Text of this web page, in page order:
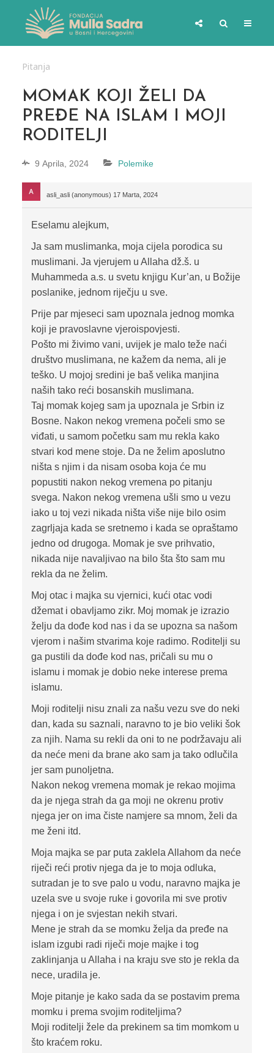
Pitanja
MOMAK KOJI ŽELI DA
PREĐE NA ISLAM I MOJI
RODITELJI
9 Aprila, 2024 Polemike
asli_asli (anonymous) 17 Marta, 2024
Eselamu alejkum,
Ja sam muslimanka, moja cijela porodica su
muslimani. Ja vjerujem u Allaha dž.š. u
Muhammeda a.s. u svetu knjigu Kur’an, u Božije
poslanike, jednom riječju u sve.
Prije par mjeseci sam upoznala jednog momka
koji je pravoslavne vjeroispovjesti.
Pošto mi živimo vani, uvijek je malo teže naći
društvo muslimana, ne kažem da nema, ali je
teško. U mojoj sredini je baš velika manjina
naših tako reći bosanskih muslimana.
Taj momak kojeg sam ja upoznala je Srbin iz
Bosne. Nakon nekog vremena počeli smo se
viđati, u samom početku sam mu rekla kako
stvari kod mene stoje. Da ne želim aposlutno
ništa s njim i da nisam osoba koja će mu
popustiti nakon nekog vremena po pitanju
svega. Nakon nekog vremena ušli smo u vezu
iako u toj vezi nikada ništa više nije bilo osim
zagrljaja kada se sretnemo i kada se opraštamo
jedno od drugoga. Momak je sve prihvatio,
nikada nije navaljivao na bilo šta što sam mu
rekla da ne želim.
Moj otac i majka su vjernici, kući otac vodi
džemat i obavljamo zikr. Moj momak je izrazio
želju da dođe kod nas i da se upozna sa našom
vjerom i našim stvarima koje radimo. Roditelji su
ga pustili da dođe kod nas, pričali su mu o
islamu i momak je dobio neke interese prema
islamu.
Moji roditelji nisu znali za našu vezu sve do neki
dan, kada su saznali, naravno to je bio veliki šok
za njih. Nama su rekli da oni to ne podržavaju ali
da neće meni da brane ako sam ja tako odlučila
jer sam punoljetna.
Nakon nekog vremena momak je rekao mojima
da je njega strah da ga moji ne okrenu protiv
njega jer on ima čiste namjere sa mnom, želi da
me ženi itd.
Moja majka se par puta zaklela Allahom da neće
riječi reći protiv njega da je to moja odluka,
sutradan je to sve palo u vodu, naravno majka je
uzela sve u svoje ruke i govorila mi sve protiv
njega i on je svjestan nekih stvari.
Mene je strah da se momku želja da pređe na
islam izgubi radi riječi moje majke i tog
zaklinjanja u Allaha i na kraju sve sto je rekla da
nece, uradila je.
Moje pitanje je kako sada da se postavim prema
momku i prema svojim roditeljima?
Moji roditelji žele da prekinem sa tim momkom u
što kraćem roku.